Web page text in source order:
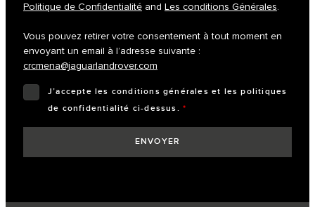
Politique de Confidentialité and Les conditions Générales.
Vous pouvez retirer votre consentement à tout moment en
envoyant un email à l’adresse suivante :
crcmena@jaguarlandrover.com
J’accepte les conditions générales et les politiques
de confidentialité ci-dessus. *